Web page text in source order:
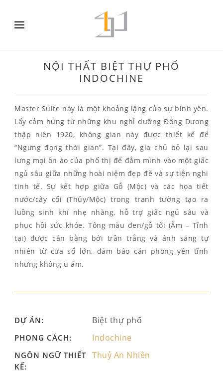
NỘI THẤT BIỆT THỰ PHỐ
INDOCHINE
Master Suite này là một khoảng lặng của sự bình yên.
Lấy cảm hứng từ những khu nghỉ dưỡng Đông Dương
thập niên 1920, không gian này được thiết kế để
“Ngưng đọng thời gian”. Tại đây, gia chủ bỏ lại sau
lưng mọi ồn ào của phố thị để đắm mình vào một giấc
ngủ sâu giữa những hoài niệm đẹp đẽ và sự tiện nghi
tinh tế. Sự kết hợp giữa Gỗ (Mộc) và các họa tiết
nước/cây cối (Thủy/Mộc) trong tranh tường tạo ra
luồng sinh khí nhẹ nhàng, hỗ trợ giấc ngủ sâu và
phục hồi sức khỏe. Tông màu đen/gỗ tối (Âm – Tĩnh
tại) được cân bằng bởi trần trắng và ánh sáng tự
nhiên từ cửa sổ lớn, đảm bảo căn phòng yên tĩnh
nhưng không u ám.
DỰ ÁN: Biệt thự phố
PHONG CÁCH: Indochine
NGÔN NGỮ THIẾT
KẾ:
Thuỷ An Nhiên